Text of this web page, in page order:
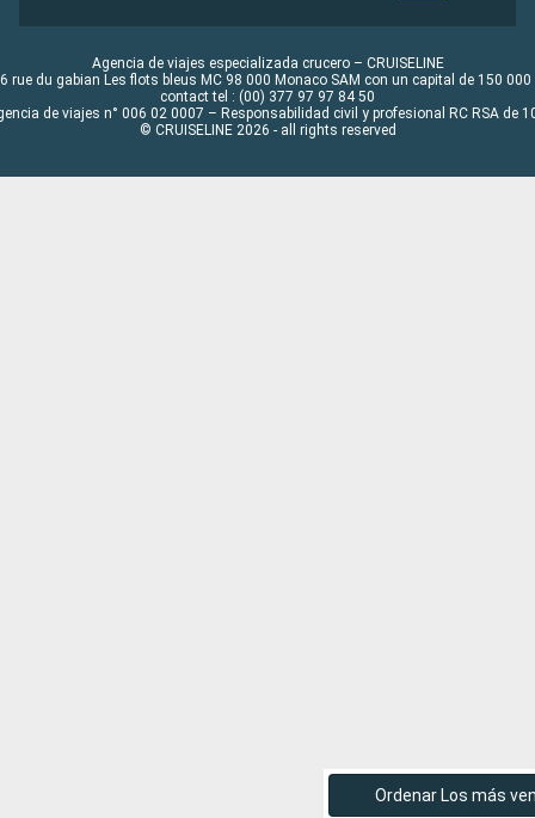
Ordenar Los más
Agencia de viajes especializada crucero – CRUISELINE
rue du gabian Les flots bleus MC 98 000 Monaco SAM con un capital de 150 000
contact tel : (00) 377 97 97 84 50
de viajes n° 006 02 0007 – Responsabilidad civil y profesional RC RSA de
© CRUISELINE 2026 - all rights reserved